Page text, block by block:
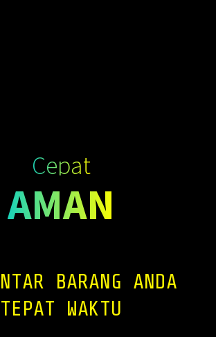
Cepat
AMAN
BARANG ANDA
TEPAT WAKTU